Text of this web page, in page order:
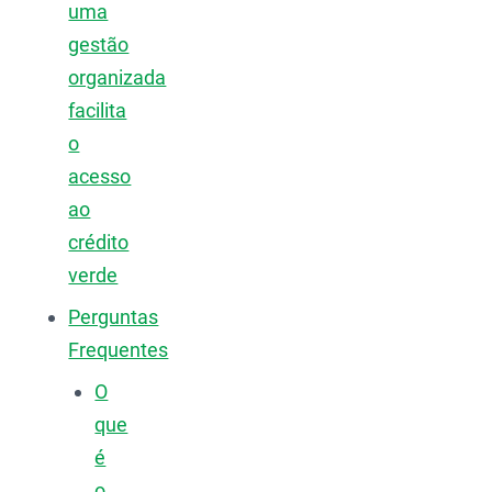
uma
gestão
organizada
facilita
o
acesso
ao
crédito
verde
Perguntas
Frequentes
O
que
é